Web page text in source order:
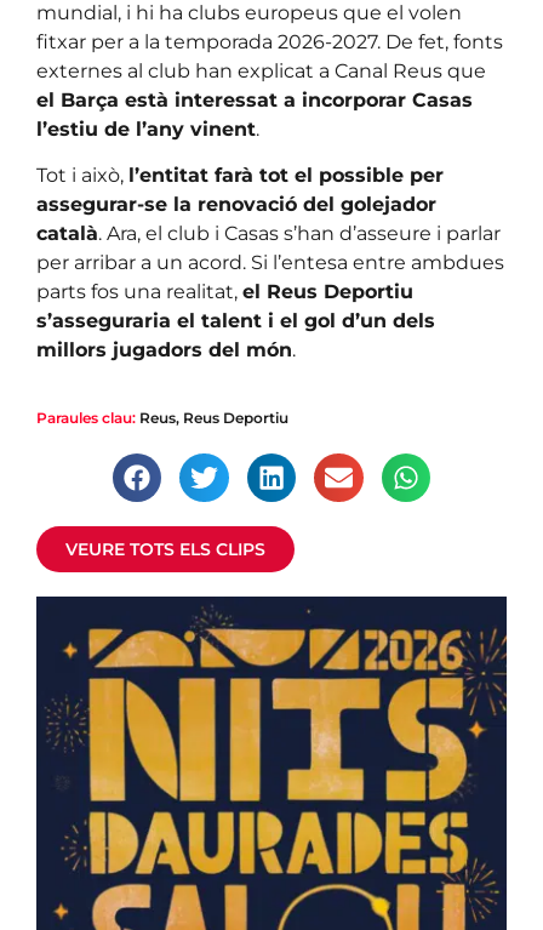
El Reus Deportiu vol renovar Martí Casas
El mataroní té contracte fins al 2026, però el club li vol
ampliar
VEURE TOTS ELS CLIPS
mundial, i hi ha clubs europeus que el volen
fitxar per a la temporada 2026-2027. De fet, fonts
externes al club han explicat a Canal Reus que
el Barça està interessat a incorporar Casas
l’estiu de l’any vinent.
Tot i això, l’entitat farà tot el possible per
assegurar-se la renovació del golejador
català. Ara, el club i Casas s’han d’asseure i parlar
per arribar a un acord. Si l’entesa entre ambdues
parts fos una realitat, el Reus Deportiu
s’asseguraria el talent i el gol d’un dels
millors jugadors del món.
Paraules clau: Reus, Reus Deportiu